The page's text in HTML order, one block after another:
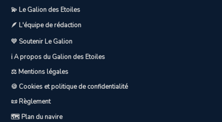
💫 Le Galion des Etoiles
🪶 L'équipe de rédaction
💛 Soutenir Le Galion
ℹ️ A propos du Galion des Etoiles
⚖️ Mentions légales
🍪 Cookies et politique de confidentialité
📜 Règlement
🗺️ Plan du navire